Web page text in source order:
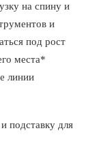
на спину и
и
под рост
места*
линии
подставку для